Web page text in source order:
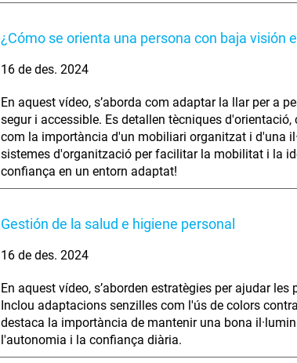
¿Cómo se orienta una persona con baja visión
16 de des. 2024
En aquest vídeo, s’aborda com adaptar la llar per a
segur i accessible. Es detallen tècniques
com la importància d'un mobiliari organitzat i d'una
sistemes d'organització per facilitar la mobilitat i la
confiança en un entorn adaptat!
Gestión de la salud e higiene personal
16 de des. 2024
En aquest vídeo, s’aborden estratègies per ajudar
Inclou adaptacions senzilles com l'ús de colors
destaca la importància de mantenir una bona
l'autonomia i la confiança diària.